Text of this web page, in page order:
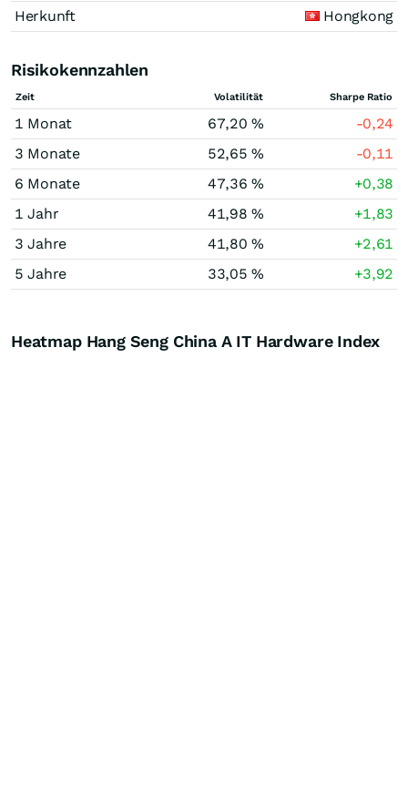
Herkunft Hongkong
Risikokennzahlen
Zeit Volatilität Sharpe Ratio
1 Monat 67,20 %
-0,24
3 Monate
52,65 %
-0,11
6 Monate
47,36 %
+0,38
1 Jahr
41,98 %
+1,83
3 Jahre
41,80 %
+2,61
5 Jahre
33,05 % +3,92
Heatmap Hang Seng China A IT Hardware Index